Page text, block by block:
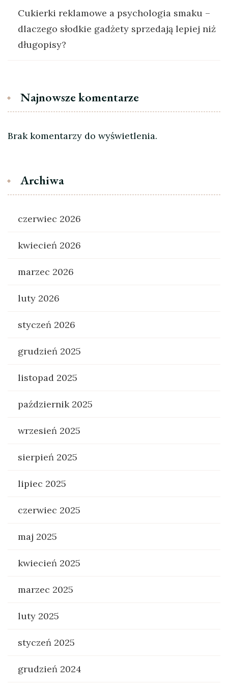
Cukierki reklamowe a psychologia smaku –
dlaczego słodkie gadżety sprzedają lepiej niż
długopisy?
Najnowsze komentarze
Brak komentarzy do wyświetlenia.
Archiwa
czerwiec 2026
kwiecień 2026
marzec 2026
luty 2026
styczeń 2026
grudzień 2025
listopad 2025
październik 2025
wrzesień 2025
sierpień 2025
lipiec 2025
czerwiec 2025
maj 2025
kwiecień 2025
marzec 2025
luty 2025
styczeń 2025
grudzień 2024